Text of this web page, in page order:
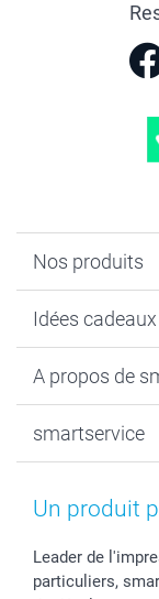
Nos produits
Cadeaux photo
Tirage photo &
MyNameBook
Stickers &
Calendrier
Dénicheur
Idées
Anniversaire
Fin d'études
Naissance &
Toussaint
Rentrée des
A propos de
Durabilité
Conditions
Plaintes
Conditions
smartservice
smartgarantie
smartfriends
Modes de
Un produit
Leader de
particuliers,